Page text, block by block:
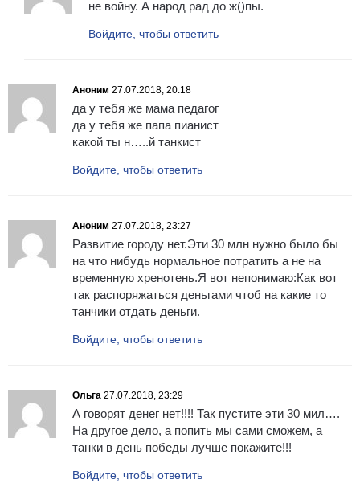
не войну. А народ рад до ж()пы.
Войдите, чтобы ответить
Аноним 27.07.2018, 20:18
да у тебя же мама педагог
да у тебя же папа пианист
какой ты н…..й танкист
Войдите, чтобы ответить
Аноним 27.07.2018, 23:27
Развитие городу нет.Эти 30 млн нужно было бы
на что нибудь нормальное потратить а не на
временную хренотень.Я вот непонимаю:Как вот
так распоряжаться деньгами чтоб на какие то
танчики отдать деньги.
Войдите, чтобы ответить
Ольга 27.07.2018, 23:29
А говорят денег нет!!!! Так пустите эти 30 мил….
На другое дело, а попить мы сами сможем, а
танки в день победы лучше покажите!!!
Войдите, чтобы ответить